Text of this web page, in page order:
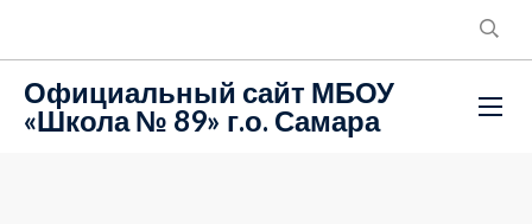
Официальный сайт МБОУ
«Школа № 89» г.о. Самара